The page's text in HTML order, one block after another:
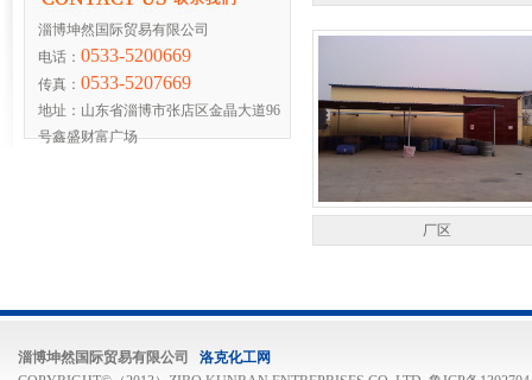
淄博坤然国际贸易有限公司
电话： 0533-5200669
传真： 0533-5207669
地址：山东省淄博市张店区金晶大道96
号鑫盛财富广场
厂区
淄博坤然国际贸易有限公司
洛克化工网